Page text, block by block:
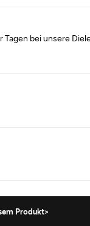
bei unsere
Produkt>